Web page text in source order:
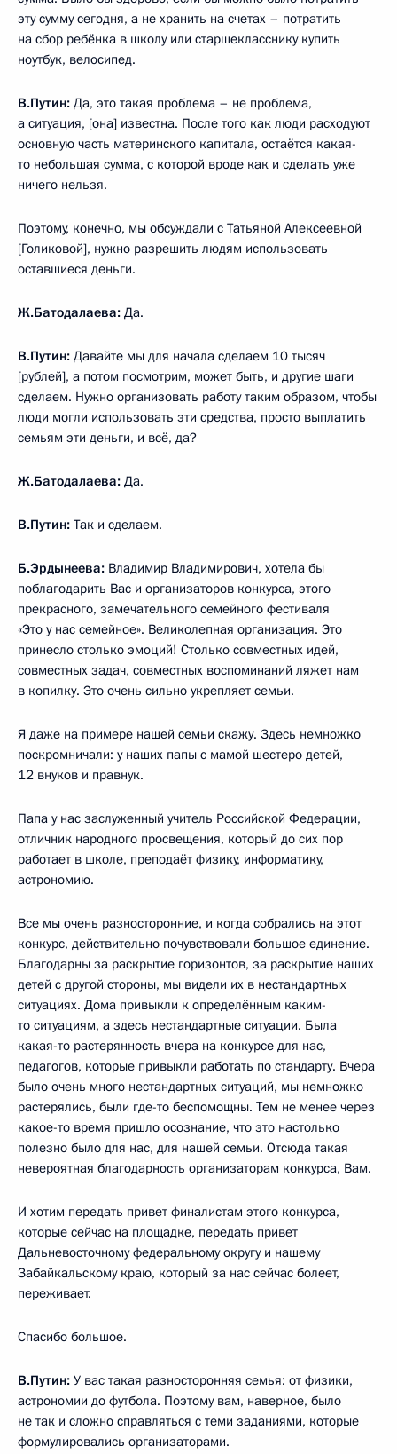
эту сумму сегодня, а не хранить на счетах – потратить
на сбор ребёнка в школу или старшекласснику купить
ноутбук, велосипед.
В.Путин: Да, это такая проблема – не проблема,
а ситуация, [она] известна. После того как люди расходуют
основную часть материнского капитала, остаётся какая-
то небольшая сумма, с которой вроде как и сделать уже
ничего нельзя.
Поэтому, конечно, мы обсуждали с Татьяной Алексеевной
[Голиковой], нужно разрешить людям использовать
оставшиеся деньги.
Ж.Батодалаева: Да.
В.Путин: Давайте мы для начала сделаем 10 тысяч
[рублей], а потом посмотрим, может быть, и другие шаги
сделаем. Нужно организовать работу таким образом, чтобы
люди могли использовать эти средства, просто выплатить
семьям эти деньги, и всё, да?
Ж.Батодалаева: Да.
В.Путин: Так и сделаем.
Б.Эрдынеева: Владимир Владимирович, хотела бы
поблагодарить Вас и организаторов конкурса, этого
прекрасного, замечательного семейного фестиваля
«Это у нас семейное». Великолепная организация. Это
принесло столько эмоций! Столько совместных идей,
совместных задач, совместных воспоминаний ляжет нам
в копилку. Это очень сильно укрепляет семьи.
Я даже на примере нашей семьи скажу. Здесь немножко
поскромничали: у наших папы с мамой шестеро детей,
12 внуков и правнук.
Папа у нас заслуженный учитель Российской Федерации,
отличник народного просвещения, который до сих пор
работает в школе, преподаёт физику, информатику,
астрономию.
Все мы очень разносторонние, и когда собрались на этот
конкурс, действительно почувствовали большое единение.
Благодарны за раскрытие горизонтов, за раскрытие наших
детей с другой стороны, мы видели их в нестандартных
ситуациях. Дома привыкли к определённым каким-
то ситуациям, а здесь нестандартные ситуации. Была
какая-то растерянность вчера на конкурсе для нас,
педагогов, которые привыкли работать по стандарту. Вчера
было очень много нестандартных ситуаций, мы немножко
растерялись, были где-то беспомощны. Тем не менее через
какое-то время пришло осознание, что это настолько
полезно было для нас, для нашей семьи. Отсюда такая
невероятная благодарность организаторам конкурса, Вам.
И хотим передать привет финалистам этого конкурса,
которые сейчас на площадке, передать привет
Дальневосточному федеральному округу и нашему
Забайкальскому краю, который за нас сейчас болеет,
переживает.
Спасибо большое.
В.Путин: У вас такая разносторонняя семья: от физики,
астрономии до футбола. Поэтому вам, наверное, было
не так и сложно справляться с теми заданиями, которые
формулировались организаторами.